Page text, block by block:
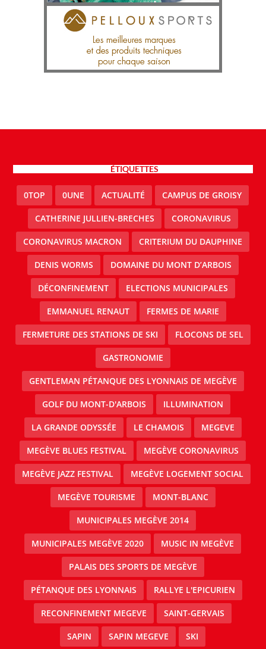
ÉTIQUETTES
0TOP 0UNE ACTUALITÉ CAMPUS DE GROISY
CATHERINE JULLIEN-BRECHES CORONAVIRUS
CORONAVIRUS MACRON CRITERIUM DU DAUPHINE
DENIS WORMS DOMAINE DU MONT D’ARBOIS
DÉCONFINEMENT ELECTIONS MUNICIPALES
EMMANUEL RENAUT FERMES DE MARIE
FERMETURE DES STATIONS DE SKI FLOCONS DE SEL
GASTRONOMIE
GENTLEMAN PÉTANQUE DES LYONNAIS DE MEGÈVE
GOLF DU MONT-D'ARBOIS ILLUMINATION
LA GRANDE ODYSSÉE LE CHAMOIS MEGEVE
MEGÈVE BLUES FESTIVAL MEGÈVE CORONAVIRUS
MEGÈVE JAZZ FESTIVAL MEGÈVE LOGEMENT SOCIAL
MEGÈVE TOURISME MONT-BLANC
MUNICIPALES MEGÈVE 2014
MUNICIPALES MEGÈVE 2020 MUSIC IN MEGÈVE
PALAIS DES SPORTS DE MEGÈVE
PÉTANQUE DES LYONNAIS RALLYE L'EPICURIEN
RECONFINEMENT MEGEVE SAINT-GERVAIS
SAPIN SAPIN MEGEVE SKI